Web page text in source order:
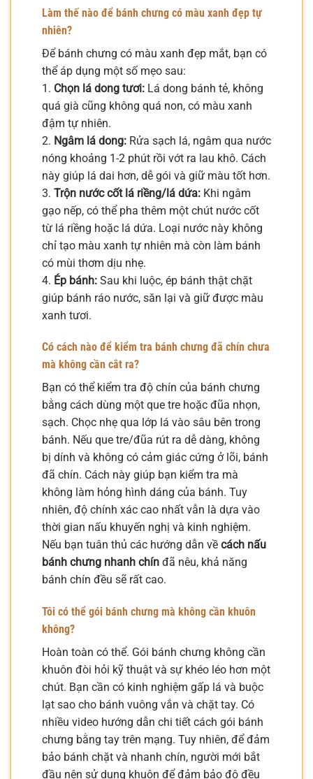
Làm thế nào để bánh chưng có màu xanh đẹp tự
nhiên?
Để bánh chưng có màu xanh đẹp mắt, bạn có
thể áp dụng một số mẹo sau:
1. Chọn lá dong tươi: Lá dong bánh tẻ, không
quá già cũng không quá non, có màu xanh
đậm tự nhiên.
2. Ngâm lá dong: Rửa sạch lá, ngâm qua nước
nóng khoảng 1-2 phút rồi vớt ra lau khô. Cách
này giúp lá dai hơn, dễ gói và giữ màu tốt hơn.
3. Trộn nước cốt lá riềng/lá dứa: Khi ngâm
gạo nếp, có thể pha thêm một chút nước cốt
từ lá riềng hoặc lá dứa. Loại nước này không
chỉ tạo màu xanh tự nhiên mà còn làm bánh
có mùi thơm dịu nhẹ.
4. Ép bánh: Sau khi luộc, ép bánh thật chặt
giúp bánh ráo nước, săn lại và giữ được màu
xanh tươi.
Có cách nào để kiểm tra bánh chưng đã chín chưa
mà không cần cắt ra?
Bạn có thể kiểm tra độ chín của bánh chưng
bằng cách dùng một que tre hoặc đũa nhọn,
sạch. Chọc nhẹ qua lớp lá vào sâu bên trong
bánh. Nếu que tre/đũa rút ra dễ dàng, không
bị dính và không có cảm giác cứng ở lõi, bánh
đã chín. Cách này giúp bạn kiểm tra mà
không làm hỏng hình dáng của bánh. Tuy
nhiên, độ chính xác cao nhất vẫn là dựa vào
thời gian nấu khuyến nghị và kinh nghiệm.
Nếu bạn tuân thủ các hướng dẫn về cách nấu
bánh chưng nhanh chín đã nêu, khả năng
bánh chín đều sẽ rất cao.
Tôi có thể gói bánh chưng mà không cần khuôn
không?
Hoàn toàn có thể. Gói bánh chưng không cần
khuôn đòi hỏi kỹ thuật và sự khéo léo hơn một
chút. Bạn cần có kinh nghiệm gấp lá và buộc
lạt sao cho bánh vuông vắn và chặt tay. Có
nhiều video hướng dẫn chi tiết cách gói bánh
chưng bằng tay trên mạng. Tuy nhiên, để đảm
bảo bánh chặt và nhanh chín, người mới bắt
đầu nên sử dụng khuôn để đảm bảo độ đều